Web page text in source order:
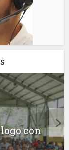
con